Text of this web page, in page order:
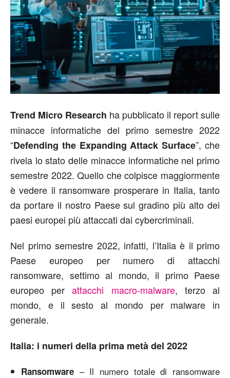
Trend Micro Research ha pubblicato il report sulle
minacce informatiche del primo semestre 2022
“Defending the Expanding Attack Surface”, che
rivela lo stato delle minacce informatiche nel primo
semestre 2022. Quello che colpisce maggiormente
è vedere il ransomware prosperare in Italia, tanto
da portare il nostro Paese sul gradino più alto dei
paesi europei più attaccati dai cybercriminali.
Nel primo semestre 2022, infatti, l’Italia è il primo
Paese europeo per numero di attacchi
ransomware, settimo al mondo, il primo Paese
europeo perattacchi macro-malware, terzo al
mondo, e il sesto al mondo per malware in
generale.
Italia: i numeri della prima metà del 2022
Ransomware – Il numero totale di ransomware